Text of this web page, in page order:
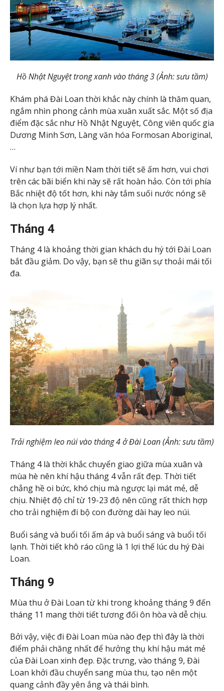
Hồ Nhật Nguyệt trong xanh vào tháng 3 (Ảnh: sưu tầm)
Khám phá Đài Loan thời khắc này chính là thăm quan,
ngắm nhìn phong cảnh mùa xuân xuất sắc. Một số địa
điểm đặc sắc như Hồ Nhật Nguyệt, Công viên quốc gia
Dương Minh Sơn, Làng văn hóa Formosan Aboriginal,
…
Ví như bạn tới miền Nam thời tiết sẽ ấm hơn, vui chơi
trên các bãi biển khi này sẽ rất hoàn hảo. Còn tới phía
Bắc nhiệt độ tốt hơn, khi này tắm suối nước nóng sẽ
là chọn lựa hợp lý nhất.
Tháng 4
Tháng 4 là khoảng thời gian khách du hý tới Đài Loan
bắt đầu giảm. Do vậy, bạn sẽ thu giãn sự thoải mái tối
đa.
Trải nghiệm leo núi vào tháng 4 ở Đài Loan (Ảnh: sưu tầm)
Tháng 4 là thời khắc chuyển giao giữa mùa xuân và
mùa hè nên khí hậu tháng 4 vẫn rất đẹp. Thời tiết
chẳng hề oi bức, khó chịu mà ngược lại mát mẻ, dễ
chịu. Nhiệt độ chỉ từ 19-23 độ nên cũng rất thích hợp
cho trải nghiệm đi bộ con đường dài hay leo núi.
Buổi sáng và buổi tối ấm áp và buổi sáng và buổi tối
lạnh. Thời tiết khô ráo cũng là 1 lợi thế lúc du hý Đài
Loan.
Tháng 9
Mùa thu ở Đài Loan từ khi trong khoảng tháng 9 đến
tháng 11 mang thời tiết tương đối ôn hòa và dễ chịu.
Bởi vậy, việc đi Đài Loan mùa nào đẹp thì đây là thời
điểm phải chăng nhất để hưởng thụ khí hậu mát mẻ
của Đài Loan xinh đẹp. Đặc trưng, vào tháng 9, Đài
Loan khởi đầu chuyển sang mùa thu, tạo nên một
quang cảnh đầy yên ắng và thái bình.